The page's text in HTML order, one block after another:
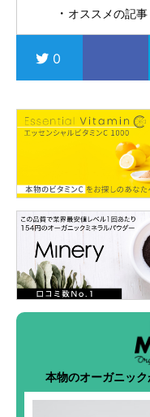
オススメの記事
0
本物のオーガニッ